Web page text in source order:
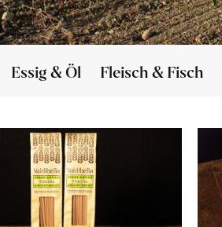
Essig & Öl Fleisch & Fisch